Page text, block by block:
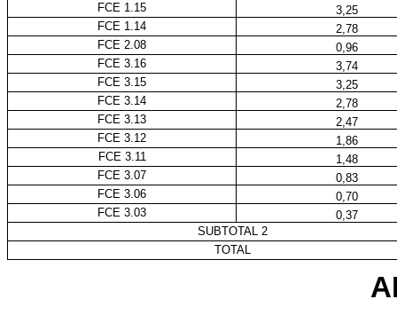
FCE 1.15
3,25
FCE 1.14
2,78
FCE 2.08
0,96
FCE 3.16
3,74
FCE 3.15
3,25
FCE 3.14
2,78
FCE 3.13
2,47
FCE 3.12
1,86
FCE 3.11
1,48
FCE 3.07
0,83
FCE 3.06
0,70
FCE 3.03
0,37
SUBTOTAL 2
TOTAL